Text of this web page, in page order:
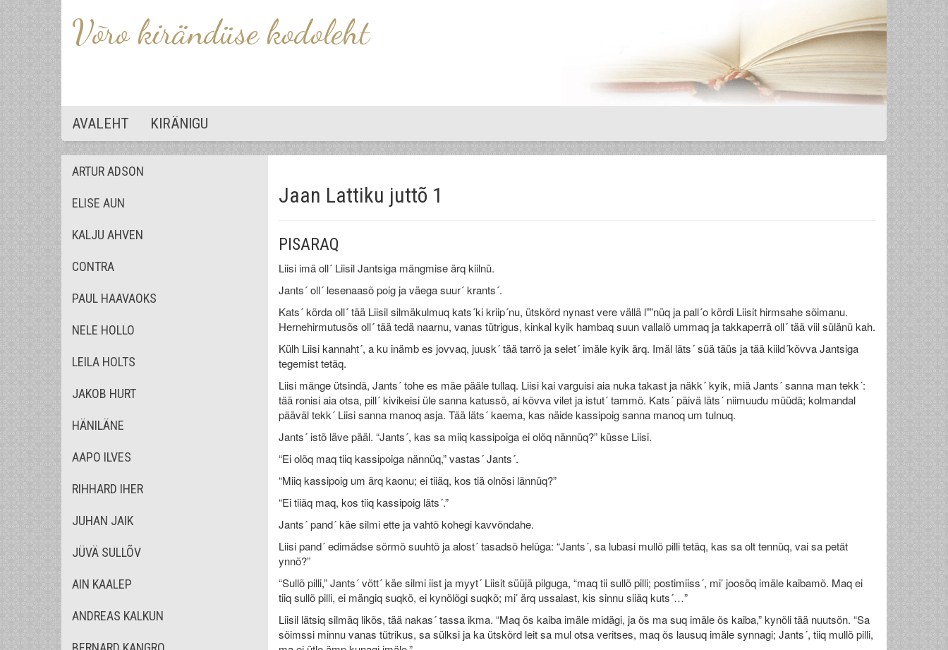
Võro kirändüse kodoleht
AVALEHT KIRÄNIGU
ARTUR ADSON
ELISE AUN
KALJU AHVEN
CONTRA
PAUL HAAVAOKS
NELE HOLLO
LEILA HOLTS
JAKOB HURT
HÄNILÄNE
AAPO ILVES
RIHHARD IHER
JUHAN JAIK
JÜVÄ SULLÕV
AIN KAALEP
ANDREAS KALKUN
Jaan Lattiku juttõ 1
PISARAQ
Liisi imä oll´ Liisil Jantsiga mängmise ärq kiilnü.
Jants´ oll´ lesenaasõ poig ja väega suur´ krants´.
Kats´ kõrda oll´ tää Liisil silmäkulmuq kats´ki kriip´nu, ütskõrd nynast vere vällä l””nüq ja pall´o kõrdi Liisit hirmsahe sõimanu.
Hernehirmutusõs oll´ tää tedä naarnu, vanas tütrigus, kinkal kyik hambaq suun vallalõ ummaq ja takkaperrä oll´ tää viil sülänü kah.
Külh Liisi kannaht´, a ku inämb es jovvaq, juusk´ tää tarrõ ja selet´ imäle kyik ärq. Imäl läts´ süä täüs ja tää kiild´kõvva Jantsiga
tegemist tetäq.
Liisi mänge ütsindä, Jants´ tohe es mäe pääle tullaq. Liisi kai varguisi aia nuka takast ja näkk´ kyik, miä Jants´ sanna man tekk´:
tää ronisi aia otsa, pill´ kivikeisi üle sanna katussõ, ai kõvva vilet ja istut´ tammõ. Kats´ päivä läts´ niimuudu müüdä; kolmandal
pääväl tekk´ Liisi sanna manoq asja. Tää läts´ kaema, kas näide kassipoig sanna manoq um tulnuq.
Jants´ istõ läve pääl. “Jants´, kas sa miiq kassipoiga ei olõq nännüq?” küsse Liisi.
“Ei olõq maq tiiq kassipoiga nännüq,” vastas´ Jants´.
“Miiq kassipoig um ärq kaonu; ei tiiäq, kos tiä olnõsi lännüq?”
“Ei tiiäq maq, kos tiiq kassipoig läts´.”
Jants´ pand´ käe silmi ette ja vahtõ kohegi kavvõndahe.
Liisi pand´ edimädse sõrmõ suuhtõ ja alost´ tasadsõ helüga: “Jants´, sa lubasi mullõ pilli tetäq, kas sa olt tennüq, vai sa petät
ynnõ?”
“Sullõ pilli,” Jants´ võtt´ käe silmi iist ja myyt´ Liisit süüjä pilguga, “maq tii sullõ pilli; postimiiss´, mi’ joosõq imäle kaibamõ. Maq ei
tiiq sullõ pilli, ei mängiq suqkõ, ei kynõlõgi suqkõ; mi’ ärq ussaiast, kis sinnu siiäq kuts´…”
Liisil lätsiq silmäq likõs, tää nakas´ tassa ikma. “Maq õs kaiba imäle midägi, ja õs ma suq imäle õs kaiba,” kynõli tää nuutsõn. “Sa
sõimssi minnu vanas tütrikus, sa sülksi ja ka ütskõrd leit sa mul otsa veritses, maq õs lausuq imäle synnagi; Jants´, tiiq mullõ pilli,